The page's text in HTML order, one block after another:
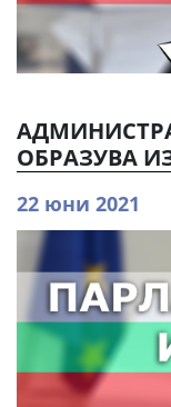
ОБРАЗУВА
22 юни 2021